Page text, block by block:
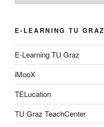
E-LEARNING TU GRAZ
E-Learning TU Graz
iMooX
TELucation
TU Graz TeachCenter